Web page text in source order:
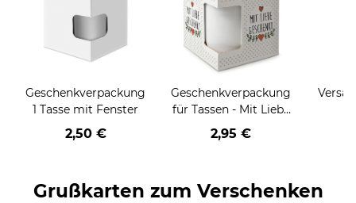
Geschenkverpackung
1 Tasse mit Fenster
2,50 €
Geschenkverpackung
für Tassen - Mit Liebe
geschenkt
2,95 €
Grußkarten zum Verschenken